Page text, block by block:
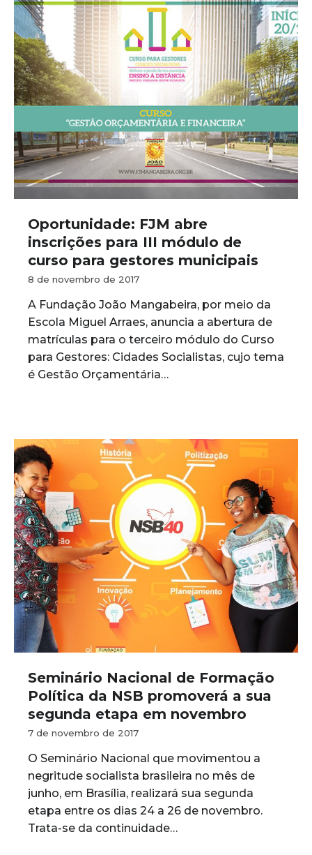
Oportunidade: FJM abre
inscrições para III módulo de
curso para gestores municipais
8 de novembro de 2017
A Fundação João Mangabeira, por meio da
Escola Miguel Arraes, anuncia a abertura de
matrículas para o terceiro módulo do Curso
para Gestores: Cidades Socialistas, cujo tema
é Gestão Orçamentária…
Seminário Nacional de Formação
Política da NSB promoverá a sua
segunda etapa em novembro
7 de novembro de 2017
O Seminário Nacional que movimentou a
negritude socialista brasileira no mês de
junho, em Brasília, realizará sua segunda
etapa entre os dias 24 a 26 de novembro.
Trata-se da continuidade…